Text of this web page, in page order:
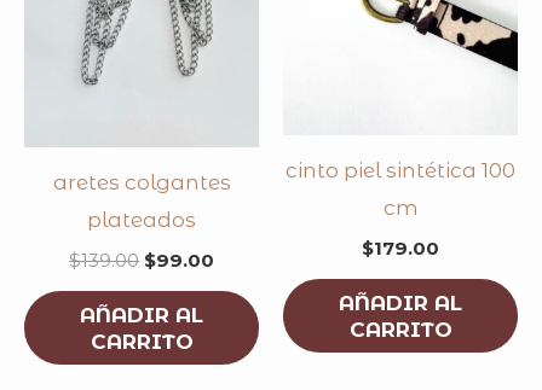
aretes colgantes
plateados
$139.00 $99.00
AÑADIR AL
CARRITO
cinto piel sintética 100
cm
$179.00
AÑADIR AL
CARRITO